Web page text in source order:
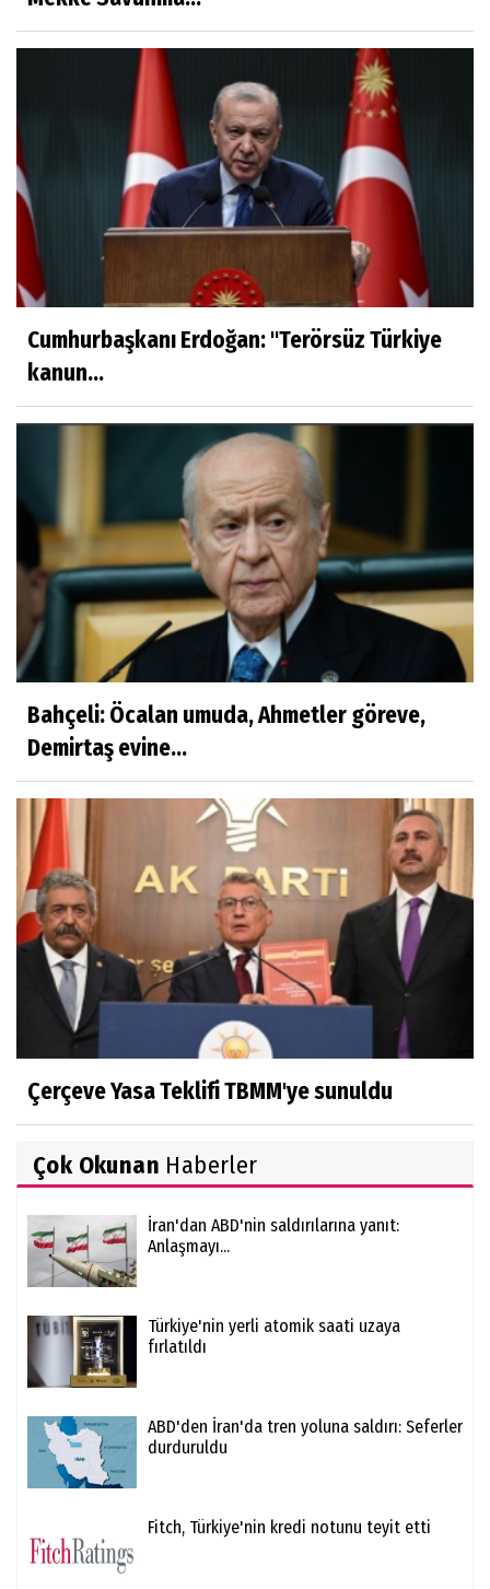
Cumhurbaşkanı Erdoğan: ''Terörsüz Türkiye
kanun...
Bahçeli: Öcalan umuda, Ahmetler göreve,
Demirtaş evine...
Çerçeve Yasa Teklifi TBMM'ye sunuldu
Çok Okunan Haberler
İran'dan ABD'nin saldırılarına yanıt:
Anlaşmayı...
Türkiye'nin yerli atomik saati uzaya
fırlatıldı
ABD'den İran'da tren yoluna saldırı: Seferler
durduruldu
Fitch, Türkiye'nin kredi notunu teyit etti